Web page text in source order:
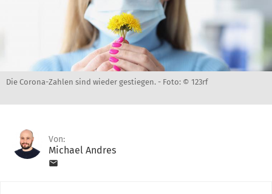
Die Corona-Zahlen sind wieder gestiegen. - Foto: © 123rf
Von:
Michael Andres